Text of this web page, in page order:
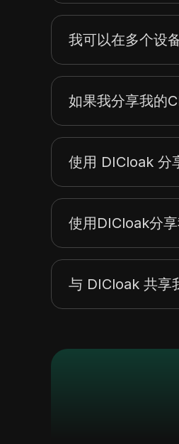
我可以在多个设
如果我分享我的
使用 DICloak 分
使用DICloak分
与 DICloak 共享